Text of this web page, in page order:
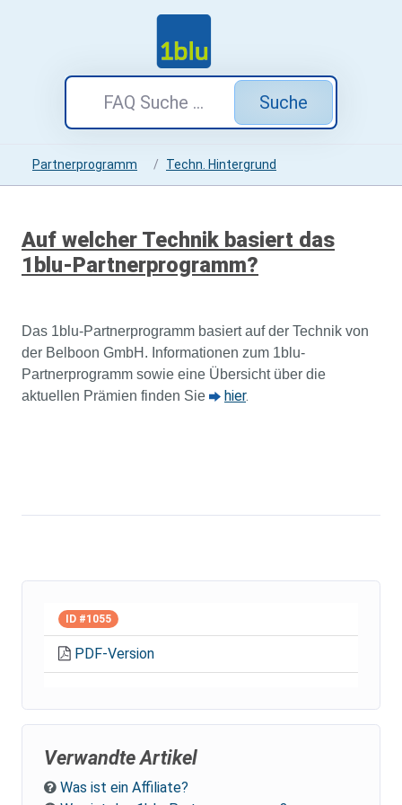
Suche
Partnerprogramm Techn. Hintergrund
Auf welcher Technik basiert das
1blu-Partnerprogramm?
Das 1blu-Partnerprogramm basiert auf der Technik von
der Belboon GmbH . Informationen zum 1blu-
Partnerprogramm sowie eine Übersicht über die
aktuellen Prämien finden Sie
hier.
ID #1055
PDF-Version
Verwandte Artikel
Was ist ein Affiliate?